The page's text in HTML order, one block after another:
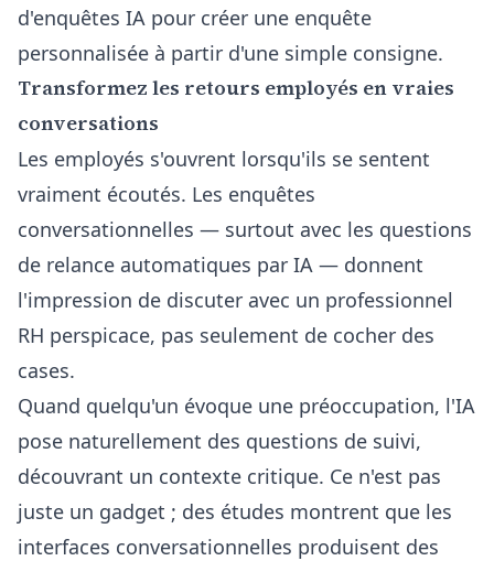
d'enquêtes IA pour créer une enquête
personnalisée à partir d'une simple consigne.
Transformez les retours employés en vraies
conversations
Les employés s'ouvrent lorsqu'ils se sentent
vraiment écoutés. Les enquêtes
conversationnelles — surtout avec les questions
de relance automatiques par IA — donnent
l'impression de discuter avec un professionnel
RH perspicace, pas seulement de cocher des
cases.
Quand quelqu'un évoque une préoccupation, l'IA
pose naturellement des questions de suivi,
découvrant un contexte critique. Ce n'est pas
juste un gadget ; des études montrent que les
interfaces conversationnelles produisent des